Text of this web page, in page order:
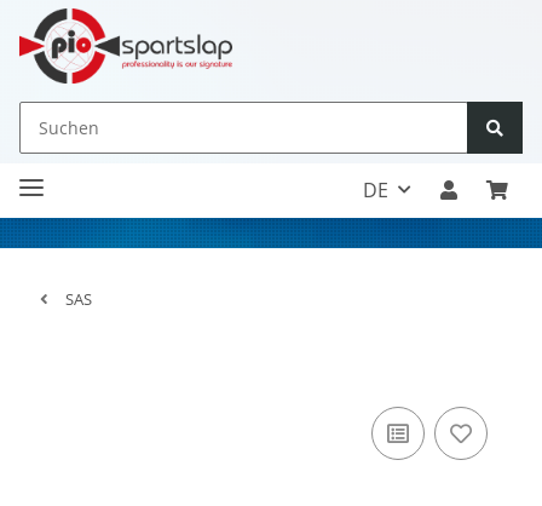
DE
SAS